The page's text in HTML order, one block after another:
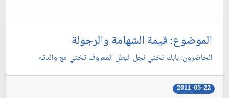
الموضوع: قيمة الشهامة والرجولة
الحاضرون: بابك تختي نجل البطل المعروف تختي مع والدته
2011-05-22